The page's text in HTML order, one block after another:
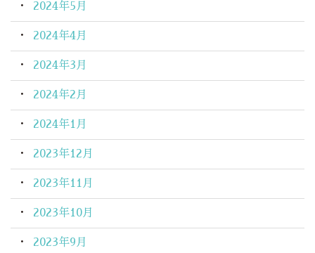
2024年5月
2024年4月
2024年3月
2024年2月
2024年1月
2023年12月
2023年11月
2023年10月
2023年9月